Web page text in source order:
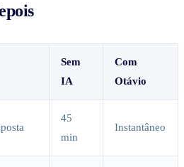
Sem
IA
Com
Otávio
45
min
Instantâneo